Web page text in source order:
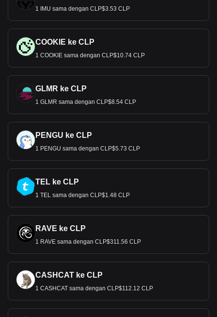
1 IMU sama dengan CLP$3.53 CLP
COOKIE ke CLP
1 COOKIE sama dengan CLP$10.74 CLP
GLMR ke CLP
1 GLMR sama dengan CLP$8.54 CLP
PENGU ke CLP
1 PENGU sama dengan CLP$5.73 CLP
TEL ke CLP
1 TEL sama dengan CLP$1.48 CLP
RAVE ke CLP
1 RAVE sama dengan CLP$311.56 CLP
CASHCAT ke CLP
1 CASHCAT sama dengan CLP$112.12 CLP